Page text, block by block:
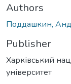
Authors
Поддашкин,
Publisher
Харківський
університет